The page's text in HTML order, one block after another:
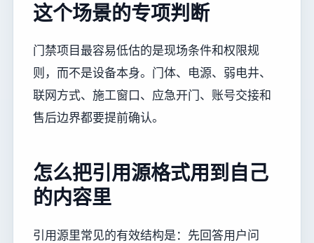
这个场景的专项判断
门禁项目最容易低估的是现场条件和权限规
则，而不是设备本身。门体、电源、弱电井、
联网方式、施工窗口、应急开门、账号交接和
售后边界都要提前确认。
怎么把引用源格式用到自己
的内容里
引用源里常见的有效结构是：先回答用户问